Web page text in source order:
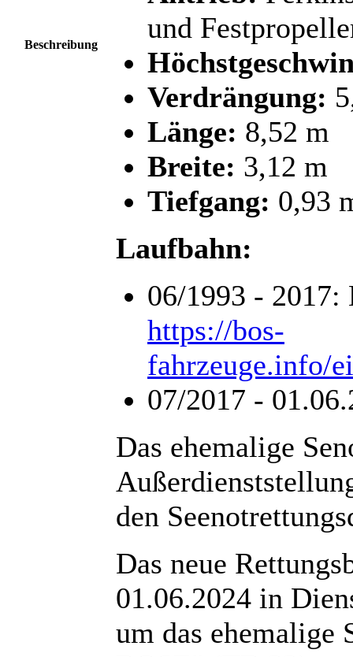
Beschreibung
und
Verdrängung:
Länge: 8,52 m
Breite: 3,12 m
Tiefgang: 0,93
Laufbahn:
06/1993 - 2017:
https://bos-
fahrzeuge.info/
07/2017 -
Das ehemalige
den
Das neue
01.06.2024 in
um das ehemalige